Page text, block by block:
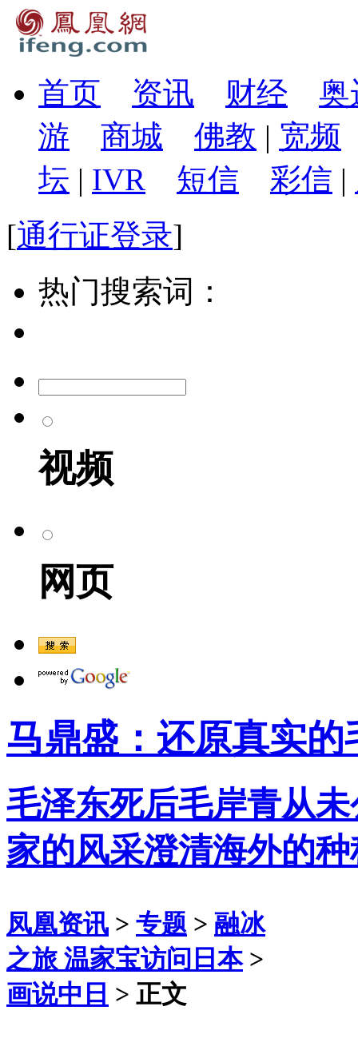
首页 资讯 财经
奥
游
商城 佛教 | 宽频
坛 | IVR 短信 彩信 |
[通行证登录]
热门搜索词：
视频
网页
马鼎盛：还原真实的
毛泽东死后毛岸青从
家的风采澄清海外的
凤凰资讯 > 专题 > 融冰
之旅 温家宝访问日本>
画说中日 > 正文